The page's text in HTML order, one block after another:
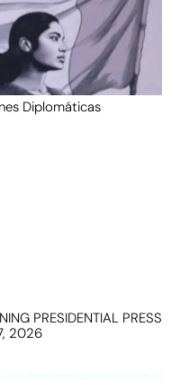
Diplomáticas
PRESIDENTIAL PRESS
2026